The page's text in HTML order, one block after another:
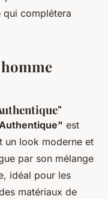
complétera
est
un look moderne et
par son mélange
idéal pour les
matériaux de